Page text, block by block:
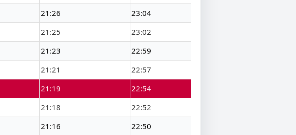
21:26
23:04
21:25
23:02
21:23
22:59
21:21
22:57
21:19
22:54
21:18
22:52
21:16
22:50